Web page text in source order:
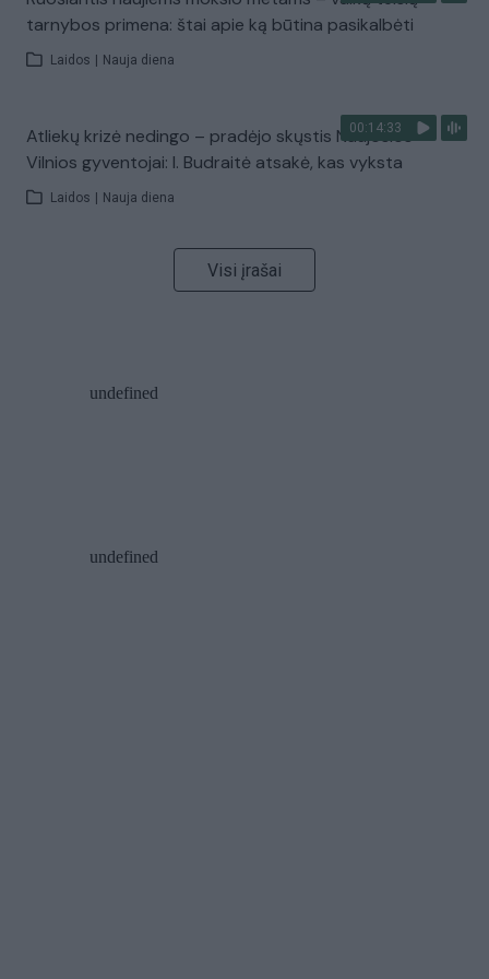
tarnybos primena: štai apie ką būtina pasikalbėti
Laidos Nauja diena
00:14:33
Atliekų krizė nedingo – pradėjo skųstis Naujosios
Vilnios gyventojai: I. Budraitė atsakė, kas vyksta
Laidos Nauja diena
Visi įrašai